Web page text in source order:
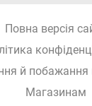
Повна версія
й побажання
Магазинам